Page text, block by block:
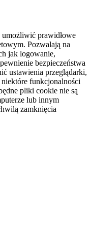
umożliwić prawidłowe
Pozwalają na
jak logowanie,
bezpieczeństwa
ustawienia przeglądarki,
funkcjonalności
pliki cookie nie są
lub innym
zamknięcia